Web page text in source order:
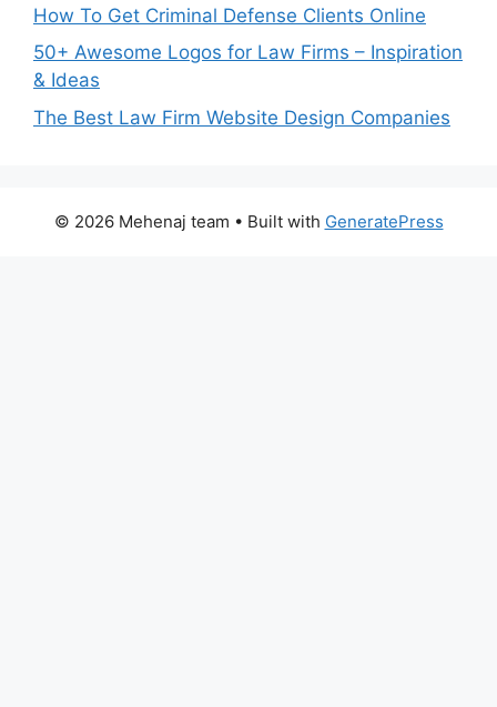
How To Get Criminal Defense Clients Online
50+ Awesome Logos for Law Firms – Inspiration
& Ideas
The Best Law Firm Website Design Companies
© 2026 Mehenaj team • Built with GeneratePress